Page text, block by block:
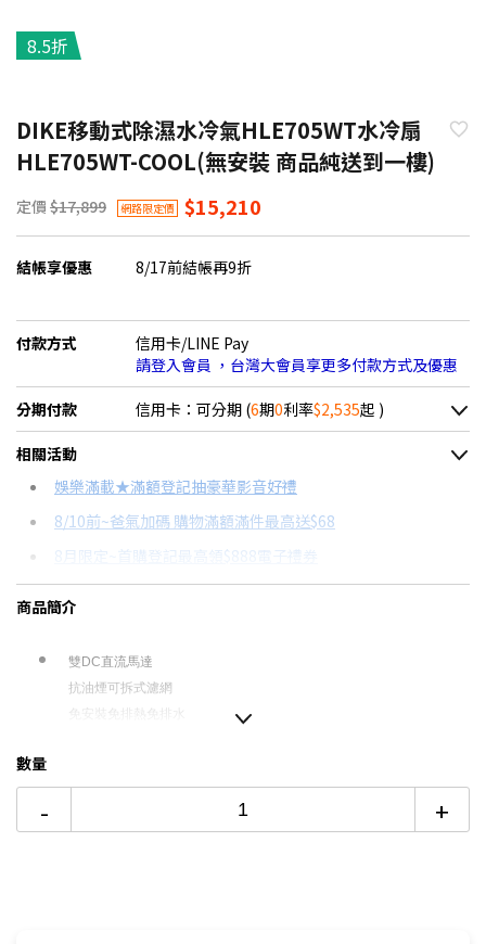
8.5折
DIKE移動式除濕水冷氣HLE705WT水冷扇
HLE705WT-COOL(無安裝 商品純送到一樓)
定價 $17,899 網路限定價 $15,210
結帳享優惠 8/17前結帳再9折
付款方式
信用卡/LINE Pay
請登入會員 ，台灣大會員享更多付款方式及優惠
分期付款 信用卡：可分期 (6期0利率$2,535起 )
＊實際可分期數、適用利率，請以購物車顯示為主
信用卡分期
分期數
6期 0利率
12期
每期金額 配合銀行/業者
相關活動
娛樂滿載★滿額登記抽豪華影音好禮
8/10前~爸氣加碼 購物滿額滿件最高送$68
8月限定~首購登記最高領$888電子禮券
台灣大哥大Open Possible聯名卡滿額最高回饋25%
DC與AC風扇有什麼不同？→點我看達人教你買
商品簡介
雙DC直流馬達
抗油煙可拆式濾網
免安裝免排熱免排水
本商品僅含運送到府而已，不含樓層
數量
- +